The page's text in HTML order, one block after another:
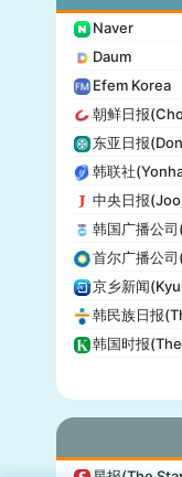
产经新闻
东京放送(TBS)
朝日电视台
东京电视台
日本电视台
富士电视台
日本时报
Naver
Daum
Efem Korea
朝鲜日报
东亚日报
韩联社
中央日报
韩国广播公
首尔广播公司
京乡新闻
韩民族日报
韩国时报